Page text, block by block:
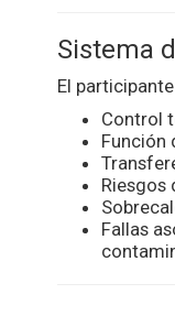
Sistema
El
Control
Función
Riesgos
Fallas